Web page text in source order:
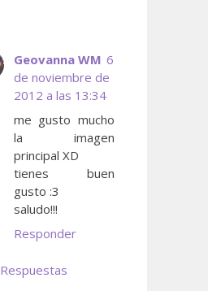
Geovanna WM 6
de noviembre de
2012 a las 13:34
me gusto mucho
la imagen
principal XD
tienes buen
gusto :3
saludo!!!
Responder
Respuestas